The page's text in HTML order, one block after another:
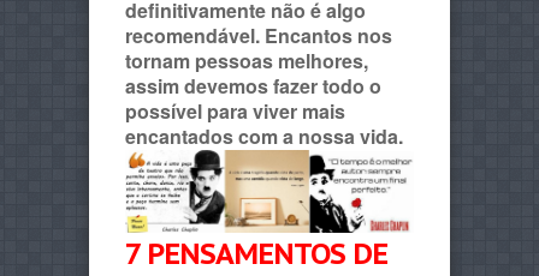
definitivamente não é algo
recomendável. Encantos nos
tornam pessoas melhores,
assim devemos fazer todo o
possível para viver mais
encantados com a nossa vida.
7 PENSAMENTOS DE